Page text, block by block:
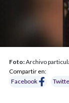
Foto:Archivo
Compartir en:
Facebook